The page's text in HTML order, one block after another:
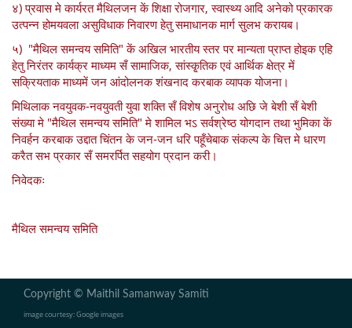
४) प्रवास मे कार्यरत मैथिलजन कें शिक्षा रोजगार, स्वास्थ्य आदि अनेको प्रकारक
उत्पन्न होमयवला असुविधाक निवारण हेतु समाधानक मार्ग सुलभ करायब।
५) "मैथिल समन्वय समिति" कें अखिल भारतीय स्तर पर मान्यता प्राप्त होइक एहि
हेतु निरंतर कार्यक्र माध्यम सँ सामाजिक, सांस्कृ्तिक एवं आर्थिक क्षेत्र में
सक्रियताक माध्यमें जन आंदोलनक शंखनाद करबाक व्यापक योजना।
मिथिलाक नवयुवक-नवयुवती युवा शक्ति सँ विशेष अनुरोध अछि जे बेशी सँ बेशी
संख्या मे "मैथिल समन्वय समिति" मे शामिल भऽ सर्वश्रेष्ठ योगदान तथा भुमिका कें
निवर्हन करबाक उद्दात चिंतन के जन-जन धरि पहूँचेबाक संकल्प के चित्त मे धारण
करैत सभ प्रकार सँ समरर्पित सहयोग प्रदान करी।
निवेदकः
मैथिल समन्वय समिति
Copyright © Maithil Samanway Samiti
image courtesy: Google images